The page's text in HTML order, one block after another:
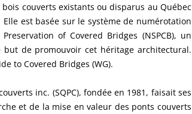
couverts existants ou disparus au Québec
est basée sur le système de numérotation
of Covered Bridges (NSPCB), un
de promouvoir cet héritage architectural.
to Covered Bridges (WG).
inc. (SQPC), fondée en 1981, faisait ses
et de la mise en valeur des ponts couverts